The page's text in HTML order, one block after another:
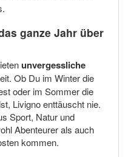
ganze Jahr über
unvergessliche
Ob Du im Winter die
oder im Sommer die
Livigno enttäuscht nie.
Sport, Natur und
Abenteurer als auch
kommen.